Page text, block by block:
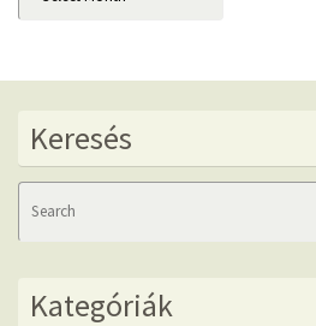
Keresés
Kategóriák